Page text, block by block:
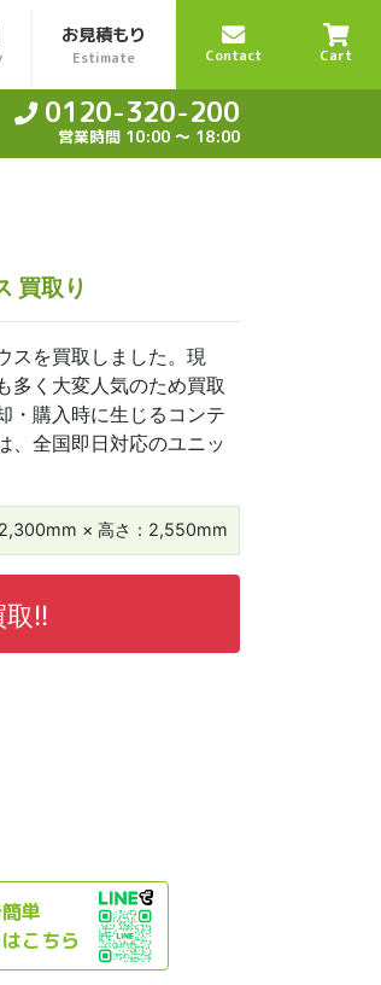
お見積もり
Estimate Contact Cart
0120-320-200
営業時間 10:00 〜 18:00
買取り
スを買取しました。現
多く大変人気のため買取
・購入時に生じるコンテ
、全国即日対応のユニッ
× 高さ：2,550mm
取!!
単
こちら